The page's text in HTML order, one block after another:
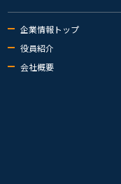
企業情報トップ
役員紹介
会社概要